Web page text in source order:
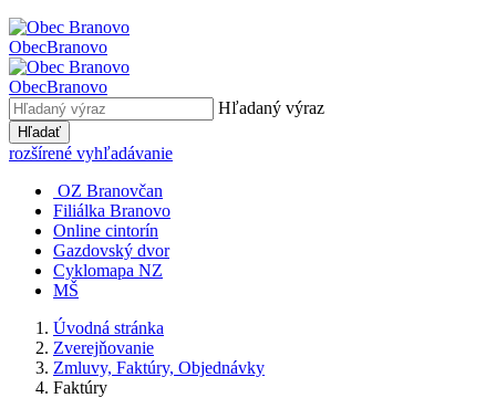
ObecBranovo
ObecBranovo
Hľadaný výraz
Hľadať
rozšírené vyhľadávanie
OZ Branovčan
Filiálka Branovo
Online cintorín
Gazdovský dvor
Cyklomapa NZ
MŠ
Úvodná stránka
Zverejňovanie
Zmluvy, Faktúry, Objednávky
Faktúry